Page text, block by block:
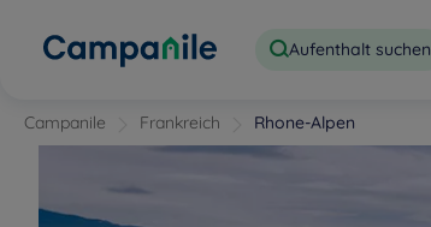
Aufenthalt suchen
Campanile Frankreich Rhone-Alpen